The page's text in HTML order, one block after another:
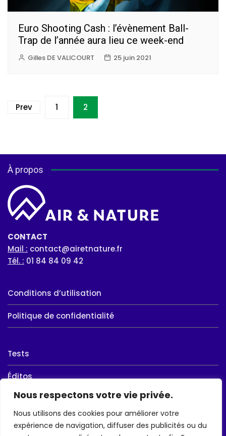
Nous respectons votre vie privée.
Nous utilisons des cookies pour améliorer votre
expérience de navigation, diffuser des publicités ou du
Euro Shooting Cash : l’évènement Ball-
Trap de l’année aura lieu ce week-end
Gilles DE VALICOURT 25 juin 2021
Pagination
Prev 1 2
À propos
CONTACT
Mail : contact@airetnature.fr
Tél. : 01 84 84 09 42
Conditions d’utilisation
Politique de confidentialité
Tests
Éditos
Ball-Trap
Chasse